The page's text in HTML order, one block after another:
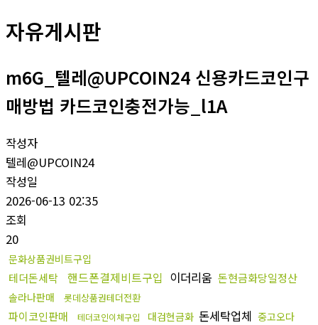
자유게시판
m6G_텔레@UPCOIN24 신용카드코인구
매방법 카드코인충전가능_l1A
작성자
텔레@UPCOIN24
작성일
2026-06-13 02:35
조회
20
문화상품권비트구입
테더돈세탁 핸드폰결제비트구입 이더리움 돈현금화당일정산
솔라나판매 롯데상품권테더전환
파이코인판매 테더코인이체구입 대검현금화 돈세탁업체 중고오다